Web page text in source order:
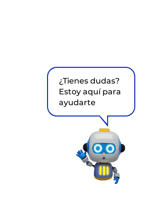
¿Tienes dudas?
Estoy aquí para
ayudarte